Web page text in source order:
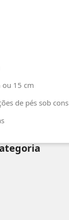
ou 15 cm
de pés sob